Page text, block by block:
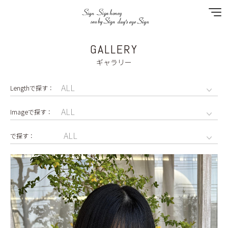
SPECIAL MENU
MENU
SHOP&STAFF
COUPON
GALLERY
RECRUIT
GALLERY
ギャラリー